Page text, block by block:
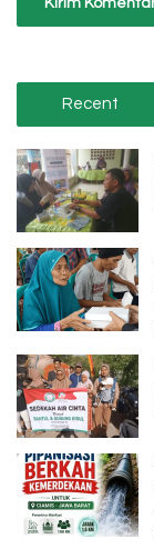
Recent